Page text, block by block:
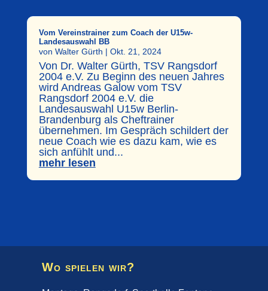
Vom Vereinstrainer zum Coach der U15w-
Landesauswahl BB
von Walter Gürth | Okt. 21, 2024
Von Dr. Walter Gürth, TSV Rangsdorf
2004 e.V. Zu Beginn des neuen Jahres
wird Andreas Galow vom TSV
Rangsdorf 2004 e.V. die
Landesauswahl U15w Berlin-
Brandenburg als Cheftrainer
übernehmen. Im Gespräch schildert der
neue Coach wie es dazu kam, wie es
sich anfühlt und...
mehr lesen
Wo spielen wir?